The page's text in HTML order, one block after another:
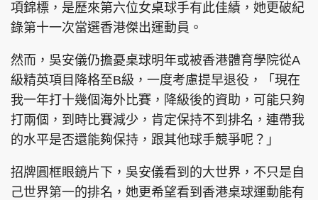
PCM 電腦廣場 星島頭條 星島日報
頭條日報 星島環球 The Standard
項錦標，是歷來第六位女桌球手有此佳績，她更破紀
錄第十一次當選香港傑出運動員。
然而，吳安儀仍擔憂桌球明年或被香港體育學院從A
級精英項目降格至B級，一度考慮提早退役，「現在
我一年打十幾個海外比賽，降級後的資助，可能只夠
打兩個，到時比賽減少，肯定保持不到排名，連帶我
的水平是否還能夠保持，跟其他球手競爭呢？」
招牌圓框眼鏡片下，吳安儀看到的大世界，不只是自
己世界第一的排名，她更希望看到香港桌球運動能有